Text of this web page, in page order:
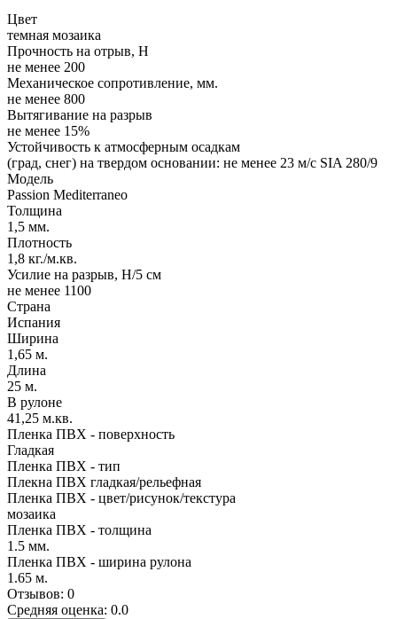
Цвет
темная мозаика
Прочность на отрыв, Н
не менее 200
Механическое сопротивление, мм.
не менее 800
Вытягивание на разрыв
не менее 15%
Устойчивость к атмосферным осадкам
(град, снег) на твердом основании: не менее 23 м/с SIA 280/9
Модель
Passion Mediterraneo
Толщина
1,5 мм.
Плотность
1,8 кг./м.кв.
Усилие на разрыв, Н/5 см
не менее 1100
Страна
Испания
Ширина
1,65 м.
Длина
25 м.
В рулоне
41,25 м.кв.
Пленка ПВХ - поверхность
Гладкая
Пленка ПВХ - тип
Плекна ПВХ гладкая/рельефная
Пленка ПВХ - цвет/рисунок/текстура
мозаика
Пленка ПВХ - толщина
1.5 мм.
Пленка ПВХ - ширина рулона
1.65 м.
Отзывов: 0
Средняя оценка: 0.0